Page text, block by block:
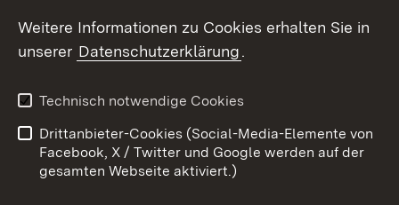
Kontakt
Datenschutz
Barrierefreiheit
Impressum Cookies
Weitere Informationen zu Cookies erhalten Sie in
unserer Datenschutzerklärung.
Technisch notwendige Cookies
Drittanbieter-Cookies (Social-Media-Elemente von
Facebook, X / Twitter und Google werden auf der
gesamten Webseite aktiviert.)